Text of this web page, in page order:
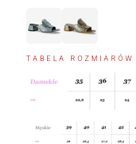
TABELA ROZMIARÓW